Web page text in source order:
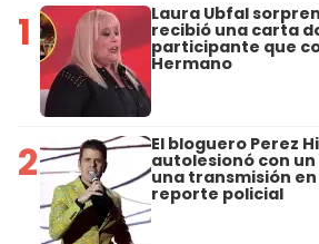
1 Laura Ubfal
recibió una carta
participante que
Hermano
2 El bloguero Perez
autolesionó con
una transmisión
reporte policial